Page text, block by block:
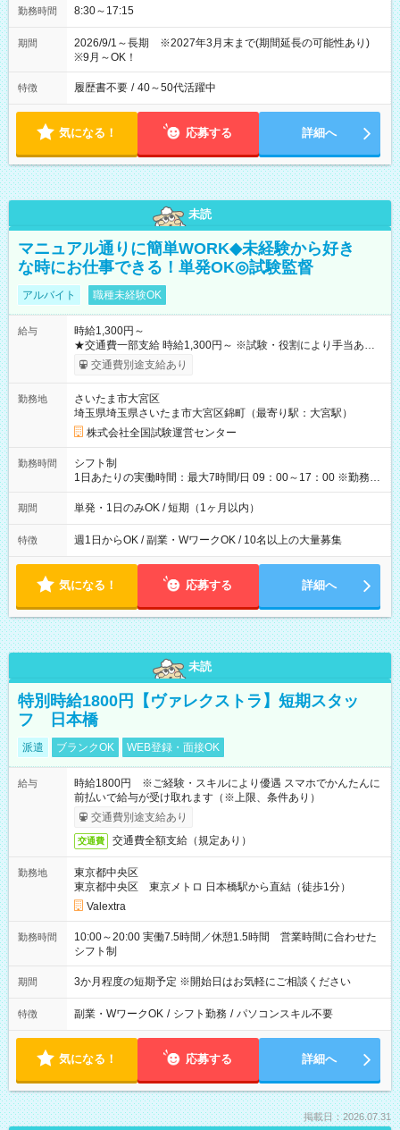
勤務時間 8:30～17:15
期間
2026/9/1～長期 ※2027年3月末まで(期間延長の可能性あり)
※9月～OK！
特徴 履歴書不要 / 40～50代活躍中
気になる！ 応募する 詳細へ
未読
マニュアル通りに簡単WORK◆未経験から好き
な時にお仕事できる！単発OK◎試験監督
アルバイト 職種未経験OK
給与
時給1,300円～
★交通費一部支給 時給1,300円～ ※試験・役割により手当あり
※勤務回数により昇給あり 【即給（前払い）オプションあ
り！】 希望される場合、勤務から1週間ほどで給与の一部を受け
例】 ・河合塾模擬試験 8:30～17:30（休憩1時間） 時給1,300円
×8時間＝日収10,400円＋交通費 ※当日の役割により時給＋100
円の場合あり ・国家試験 7:00～13:30（休憩なし） 時給1,300
円（役割手当＋100円）×6時間＝日収8,400円＋交通費 【試用期
間】試用期間なし
交通費別途支給あり
勤務地
さいたま市大宮区
埼玉県埼玉県さいたま市大宮区錦町（最寄り駅：大宮駅）
株式会社全国試験運営センター
勤務時間
シフト制
1日あたりの実働時間：最大7時間/日 09：00～17：00 ※勤務時
間は 試験により異なります。
期間 単発・1日のみOK / 短期（1ヶ月以内）
特徴 週1日からOK / 副業・WワークOK / 10名以上の大量募集
気になる！ 応募する 詳細へ
未読
特別時給1800円【ヴァレクストラ】短期スタッ
フ 日本橋
派遣 ブランクOK WEB登録・面接OK
給与
時給1800円 ※ご経験・スキルにより優遇 スマホでかんたんに
前払いで給与が受け取れます（※上限、条件あり）
交通費別途支給あり
交通費 交通費全額支給（規定あり）
勤務地
東京都中央区
東京都中央区 東京メトロ 日本橋駅から直結（徒歩1分）
Valextra
勤務時間
10:00～20:00 実働7.5時間／休憩1.5時間 営業時間に合わせた
シフト制
期間 3か月程度の短期予定 ※開始日はお気軽にご相談ください
特徴 副業・WワークOK / シフト勤務 / パソコンスキル不要
気になる！ 応募する 詳細へ
掲載日：2026.07.31